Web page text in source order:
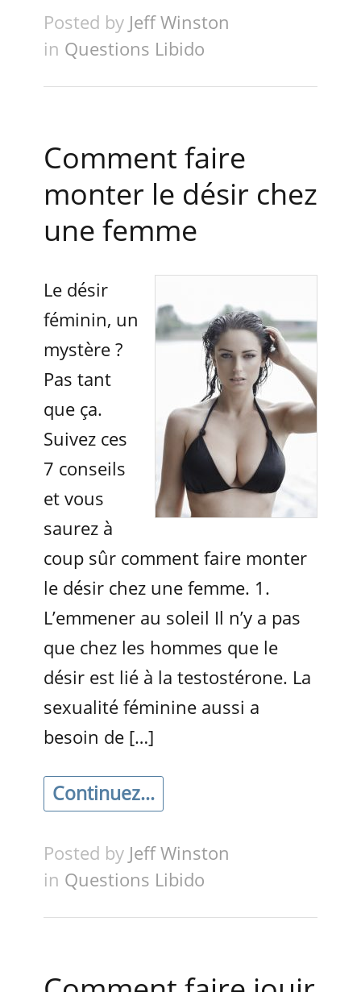
Posted by Jeff Winston
in Questions Libido
Comment faire
monter le désir chez
une femme
Le désir
féminin, un
mystère ?
Pas tant
que ça.
Suivez ces
7 conseils
et vous
saurez à
coup sûr comment faire monter
le désir chez une femme. 1.
L’emmener au soleil Il n’y a pas
que chez les hommes que le
désir est lié à la testostérone. La
sexualité féminine aussi a
besoin de […]
Continuez...
Posted by Jeff Winston
in Questions Libido